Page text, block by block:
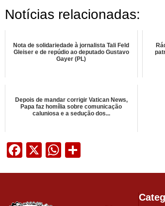
Notícias relacionadas:
Nota de solidariedade à jornalista Tali Feld
Gleiser e de repúdio ao deputado Gustavo
Gayer (PL)
Depois de mandar corrigir Vatican News,
Papa faz homília sobre comunicação
caluniosa e a sedução dos...
Facebook
X WhatsApp